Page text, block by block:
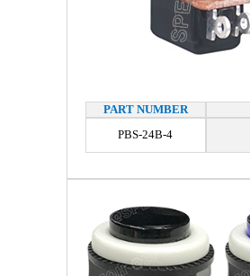
PART NUMBER
PBS-24B-4